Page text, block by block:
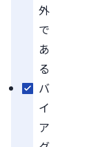
外
で
あ
る
バ
イ
ア